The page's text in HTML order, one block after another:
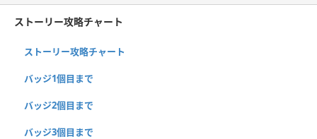
ストーリー攻略チャート
ストーリー攻略チャート
バッジ1個目まで
バッジ2個目まで
バッジ3個目まで